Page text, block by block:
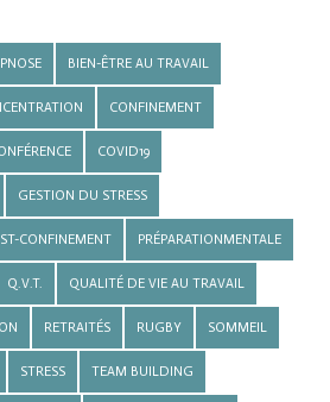
BIEN-ÊTRE AU TRAVAIL
CONFINEMENT
COVID19
GESTION DU STRESS
CONFINEMENT PRÉPARATIONMENTALE
Q.V.T. QUALITÉ DE VIE AU TRAVAIL
RETRAITÉS RUGBY SOMMEIL
STRESS TEAM BUILDING